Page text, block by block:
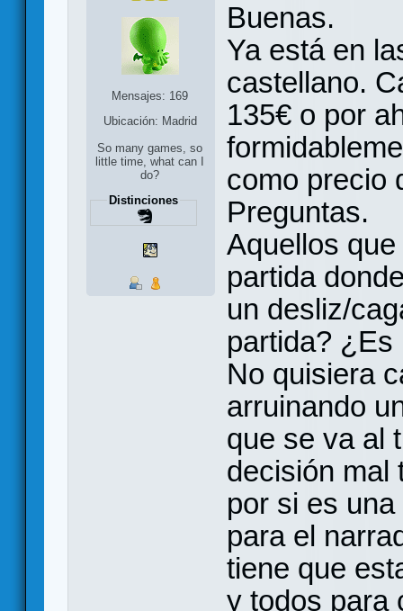
Mensajes: 169
Ubicación: Madrid
So many games, so
little time, what can I
do?
Distinciones
Buenas.
Ya está en
castellano.
135€ o por
como precio
Preguntas.
Aquellos
partida
un desliz/
partida? ¿Es
No quisiera
arruinando
que se va al
decisión mal
por si es
para el
tiene que
y todos para